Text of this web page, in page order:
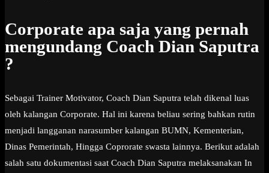
Corporate apa saja yang pernah
mengundang Coach Dian Saputra
?
Sebagai Trainer Motivator, Coach Dian Saputra telah dikenal luas
oleh kalangan Corporate. Hal ini karena beliau sering bahkan rutin
menjadi langganan narasumber kalangan BUMN, Kementerian,
Dinas Pemerintah, Hingga Coprorate swasta lainnya. Berikut adalah
salah satu dokumentasi saat Coach Dian Saputra melaksanakan In